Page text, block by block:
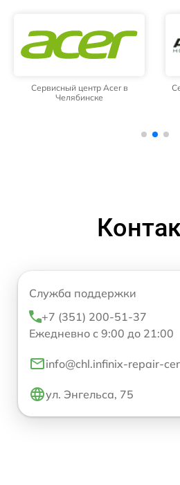
Сервисный центр Acer в
Челябинске
Служба поддержки
+7 (351) 200-51-37
Ежедневно с 9:00 до 21:00
info@chl.infinix-repair-
ул. Энгельса, 75